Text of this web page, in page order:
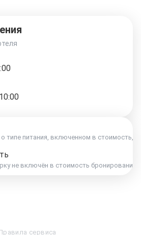
типе питания, включенном в стоимость,
Новгороде
сервиса